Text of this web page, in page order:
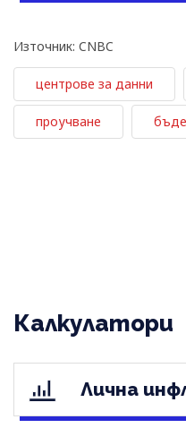
Източник: CNBC
центрове за данни
проучване
Калкулатори
Лична